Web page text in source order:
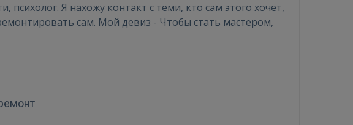
психолог. Я нахожу контакт с теми, кто сам этого хочет,
сам. Мой девиз - Чтобы стать мастером,